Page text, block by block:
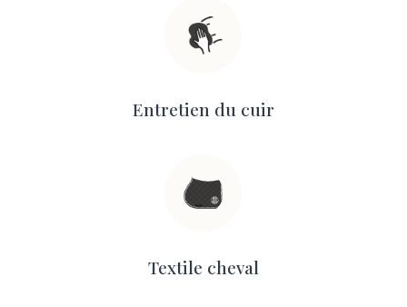
Entretien du cuir
Textile cheval